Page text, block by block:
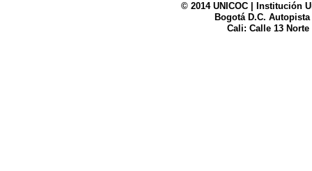
© 2014 UNICOC | Institución
Bogotá D.C. Autopista
Cali: Calle 13 Norte